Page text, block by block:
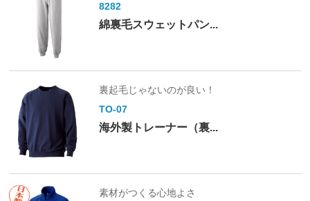
8282
綿裏毛スウェットパン...
裏起毛じゃないのが良い！
TO-07
海外製トレーナー（裏...
素材がつくる心地よさ